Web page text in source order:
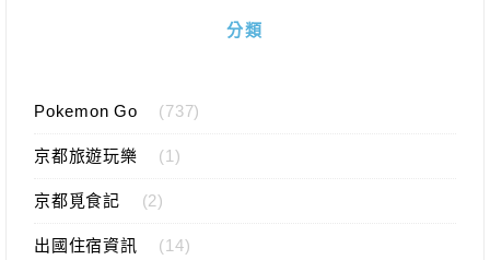
分類
Pokemon Go (737)
京都旅遊玩樂 (1)
京都覓食記 (2)
出國住宿資訊 (14)